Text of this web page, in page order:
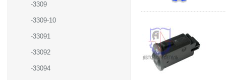
-3309
-3309-10
-33091
-33092
-33094